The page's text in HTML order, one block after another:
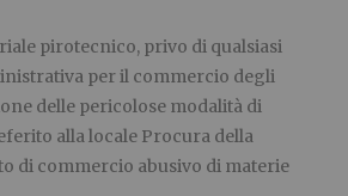
pirotecnico, privo di qualsiasi
per il commercio degli
delle pericolose modalità di
alla locale Procura della
di commercio abusivo di materie